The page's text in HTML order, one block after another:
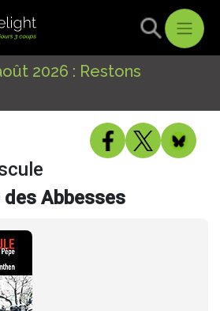
2026 : Restons
Abbesses